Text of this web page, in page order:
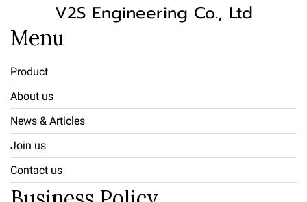
V2S Engineering Co., Ltd
Menu
Product
About us
News & Articles
Join us
Contact us